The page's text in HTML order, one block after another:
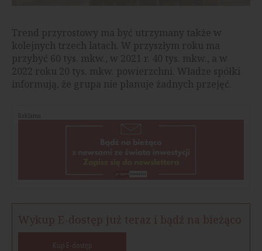
Trend przyrostowy ma być utrzymany także w
kolejnych trzech latach. W przyszłym roku ma
przybyć 60 tys. mkw., w 2021 r. 40 tys. mkw., a w
2022 roku 20 tys. mkw. powierzchni. Władze spółki
informują, że grupa nie planuje żadnych przejęć.
Reklama
Wykup E-dostęp już teraz i bądź na bieżąco
Kup E-dostęp